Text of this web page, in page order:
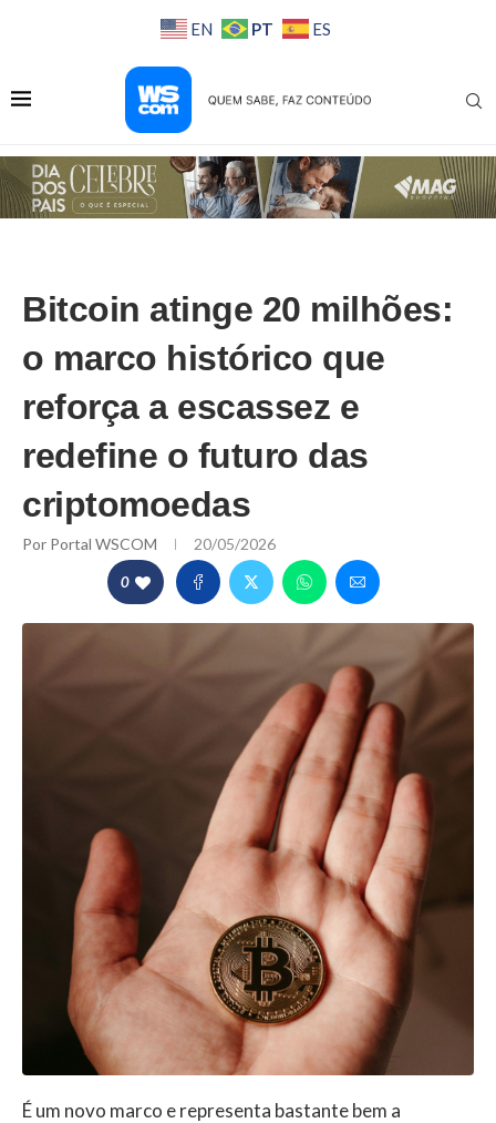
EN PT ES
Bitcoin atinge 20 milhões:
o marco histórico que
reforça a escassez e
redefine o futuro das
criptomoedas
Por Portal WSCOM 20/05/2026
0
É um novo marco e representa bastante bem a